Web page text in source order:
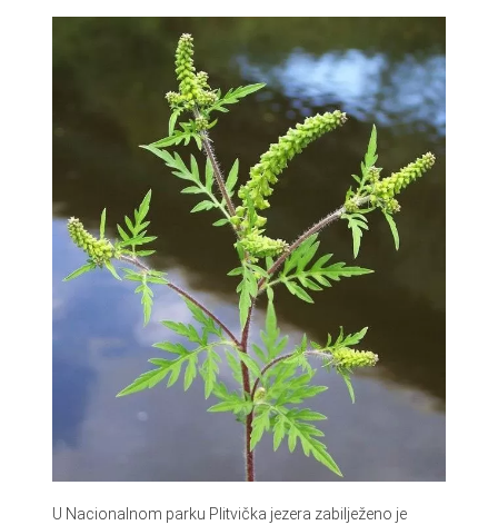
U Nacionalnom parku Plitvička jezera zabilježeno je